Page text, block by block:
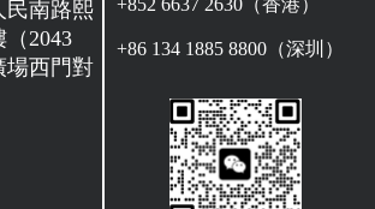
民南路熙
2043
場西門對
+86 134 1885 8800（深圳）